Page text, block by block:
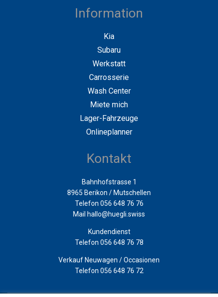
Information
Kia
Subaru
Werkstatt
Carrosserie
Wash Center
Miete mich
Lager-Fahrzeuge
Onlineplanner
Kontakt
Bahnhofstrasse 1
8965 Berikon / Mutschellen
Telefon 056 648 76 76
Mail hallo@huegli.swiss
Kundendienst
Telefon 056 648 76 78
Verkauf Neuwagen / Occasionen
Telefon 056 648 76 72